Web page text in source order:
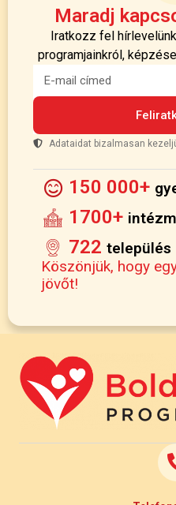
Maradj
Iratkozz fel
programjainkról,
Adataidat bizalmasan
150 000+
1700+
722 település
Köszönjük, hogy
jövőt!